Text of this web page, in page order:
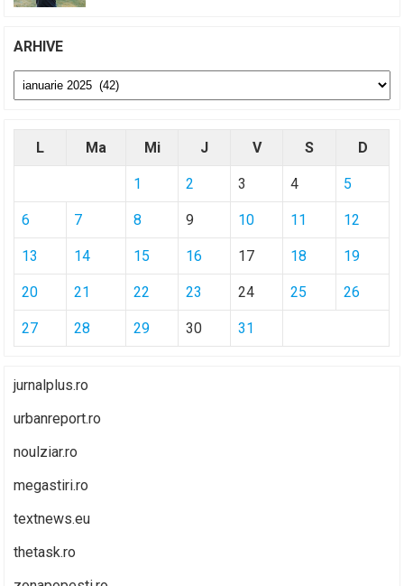
ARHIVE
Arhive
L Ma Mi J V S D
1 2 3 4 5
6 7 8 9 10 11 12
13 14 15 16 17 18 19
20 21 22 23 24 25 26
27 28 29 30 31
jurnalplus.ro
urbanreport.ro
noulziar.ro
megastiri.ro
textnews.eu
thetask.ro